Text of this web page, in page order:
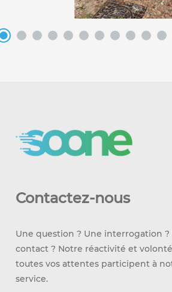
Contactez-nous
Une question ? Une interrogation
contact ? Notre réactivité et
toutes vos attentes participent à
service.